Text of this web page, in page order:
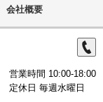
会社概要
営業時間 10:00-18:00
定休日 毎週水曜日